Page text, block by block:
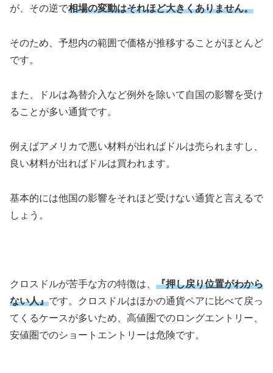
が、その逆で相場の変動はそれほど大きくありません。
そのため、予想内の範囲で価格が推移することがほとんど
です。
また、ドルは為替介入など例外を除いて自国の影響を受け
ることが多い通貨です。
例えばアメリカで悪い材料が出ればドルは売られますし、
良い材料が出ればドルは買われます。
基本的には他国の影響をそれほど受けない通貨と言えるで
しょう。
クロスドルが苦手な方の特徴は、 『押し戻り位置がわから
ない人』です。クロスドルはほかの通貨ペアに比べて戻っ
てくるケースが多いため、高値圏でのロングエントリー、
安値圏でのショートエントリーは危険です。